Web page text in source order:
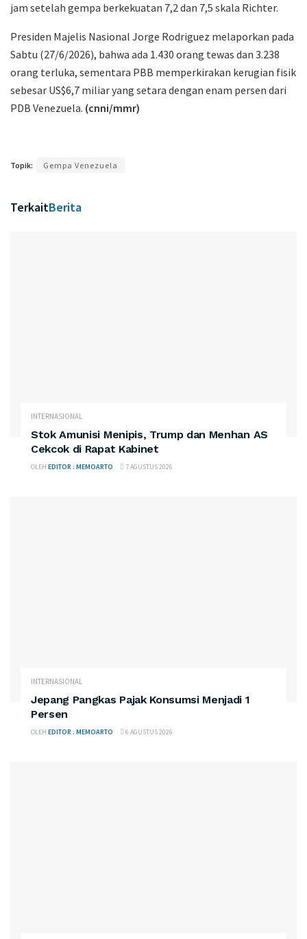
jam setelah gempa berkekuatan 7,2 dan 7,5 skala Richter.
Presiden Majelis Nasional Jorge Rodriguez melaporkan pada
Sabtu (27/6/2026), bahwa ada 1.430 orang tewas dan 3.238
orang terluka, sementara PBB memperkirakan kerugian fisik
sebesar US$6,7 miliar yang setara dengan enam persen dari
PDB Venezuela. (cnni/mmr)
Topik: Gempa Venezuela
TerkaitBerita
INTERNASIONAL
Stok Amunisi Menipis, Trump dan Menhan AS
Cekcok di Rapat Kabinet
OLEH EDITOR : MEMOARTO 7 AGUSTUS 2026
INTERNASIONAL
Jepang Pangkas Pajak Konsumsi Menjadi 1
Persen
OLEH EDITOR : MEMOARTO 6 AGUSTUS 2026